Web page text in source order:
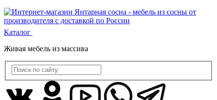
Каталог
Живая мебель из массива